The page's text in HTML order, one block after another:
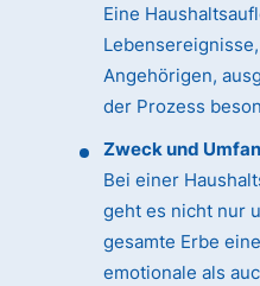
Eine
Angehörigen,
der Prozess
Zweck und
Bei einer
geht es nicht nur
gesamte Erbe
emotionale als